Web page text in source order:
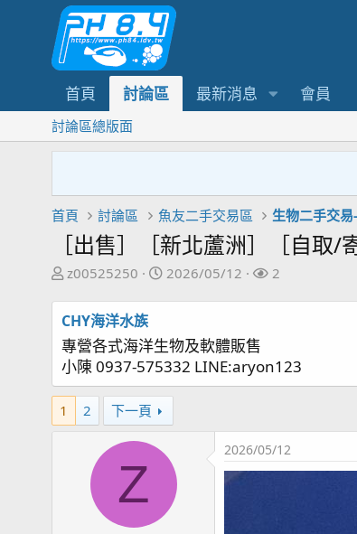
首頁 討論區 最新消息 會員
討論區總版面
首頁 討論區 魚友二手交易區 生物二手交
［出售］［新北蘆洲］［自取
主
起
人
z00525250
開
2026/05/12
關
2
CHY海洋水族
專營各式海洋生物及軟體販售
小陳 0937-575332 LINE:aryon123
1 2 下一頁
Z
2026/05/12